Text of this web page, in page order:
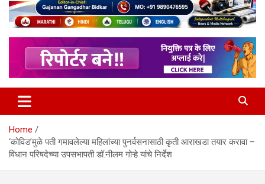
Mahimakhadicha
Home
‘कोविड’मुळे पती गमावलेल्या महिलांच्या पुनर्वसनासाठी कृती आराखडा तयार करावा –
विधान परिषदेच्या उपसभापती डॉ.नीलम गोऱ्हे यांचे निर्देश